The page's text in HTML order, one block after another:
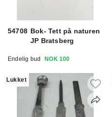
54708 Bok- Tett på naturen
JP Bratsberg
Endelig bud NOK 100
Lukket